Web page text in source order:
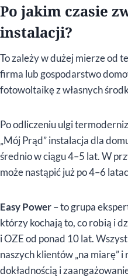
Po jakim czasie
instalacji?
To zależy w dużej mierze od
firma lub gospodarstwo
fotowoltaikę z własnych
Po odliczeniu ulgi
„Mój Prąd” instalacja dla
średnio w ciągu 4–5 lat. W
może nastąpić już po 4–6
Easy Power– to grupa
którzy kochają to, co robią i
i OZE od ponad 10 lat.
naszych klientów „na miarę”
dokładnością i